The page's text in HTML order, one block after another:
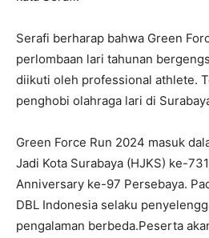
Serafi berharap bahwa Green
perlombaan lari tahunan
diikuti oleh professional athlete.
penghobi olahraga lari di
Green Force Run 2024 masuk
Jadi Kota Surabaya (HJKS) ke-
Anniversary ke-97 Persebaya.
DBL Indonesia selaku
pengalaman berbeda.Peserta